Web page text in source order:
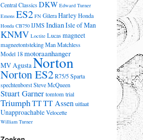
Central ClassicsDKW Edward Turner
Emons ES2 FN GileraHarleyHonda
Honda CB750 IJMS IndianIsle of Man
KNMV Loctite Lucasmagneet
magneetontstekingManMatchless
Model 18motoraanhanger
MV AgustaNorton
Norton ES2R75/5Sparta
spechtenborstSteve McQueen
Stuart Garnertomtom trial
TriumphTTTT Assen uitlaat
UnapproachableVelocette
William Turner